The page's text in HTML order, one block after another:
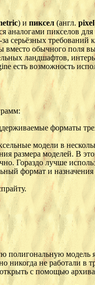
) ипиксел (англ.pixel
аналогами пикселов для
серьёзных требований
обычного поля
ландшафтов,
есть возможность
форматы
модели в
размера моделей. В
Гораздо лучше
формат и
полигональную
никогда не работали в
с помощью